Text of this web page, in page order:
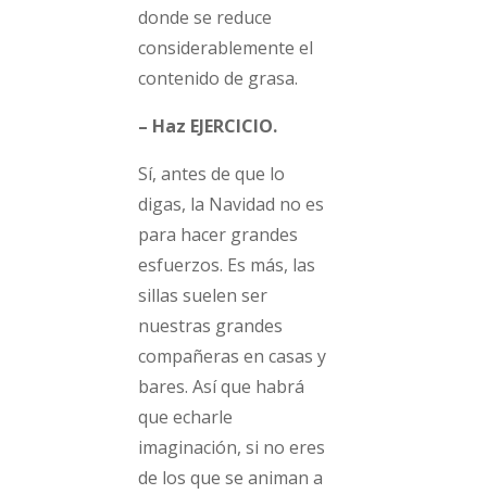
donde se reduce
considerablemente el
contenido de grasa.
– Haz EJERCICIO.
Sí, antes de que lo
digas, la Navidad no es
para hacer grandes
esfuerzos. Es más, las
sillas suelen ser
nuestras grandes
compañeras en casas y
bares. Así que habrá
que echarle
imaginación, si no eres
de los que se animan a